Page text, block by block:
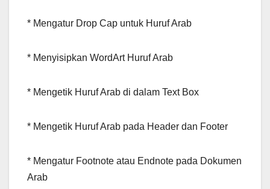
* Mengatur Drop Cap untuk Huruf Arab
* Menyisipkan WordArt Huruf Arab
* Mengetik Huruf Arab di dalam Text Box
* Mengetik Huruf Arab pada Header dan Footer
* Mengatur Footnote atau Endnote pada Dokumen
Arab